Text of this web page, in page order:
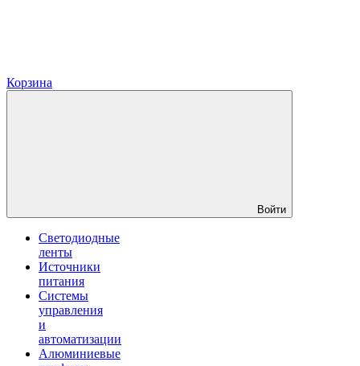
Корзина
Войти
Светодиодные
ленты
Источники
питания
Системы
управления
и
автоматизации
Алюминиевые